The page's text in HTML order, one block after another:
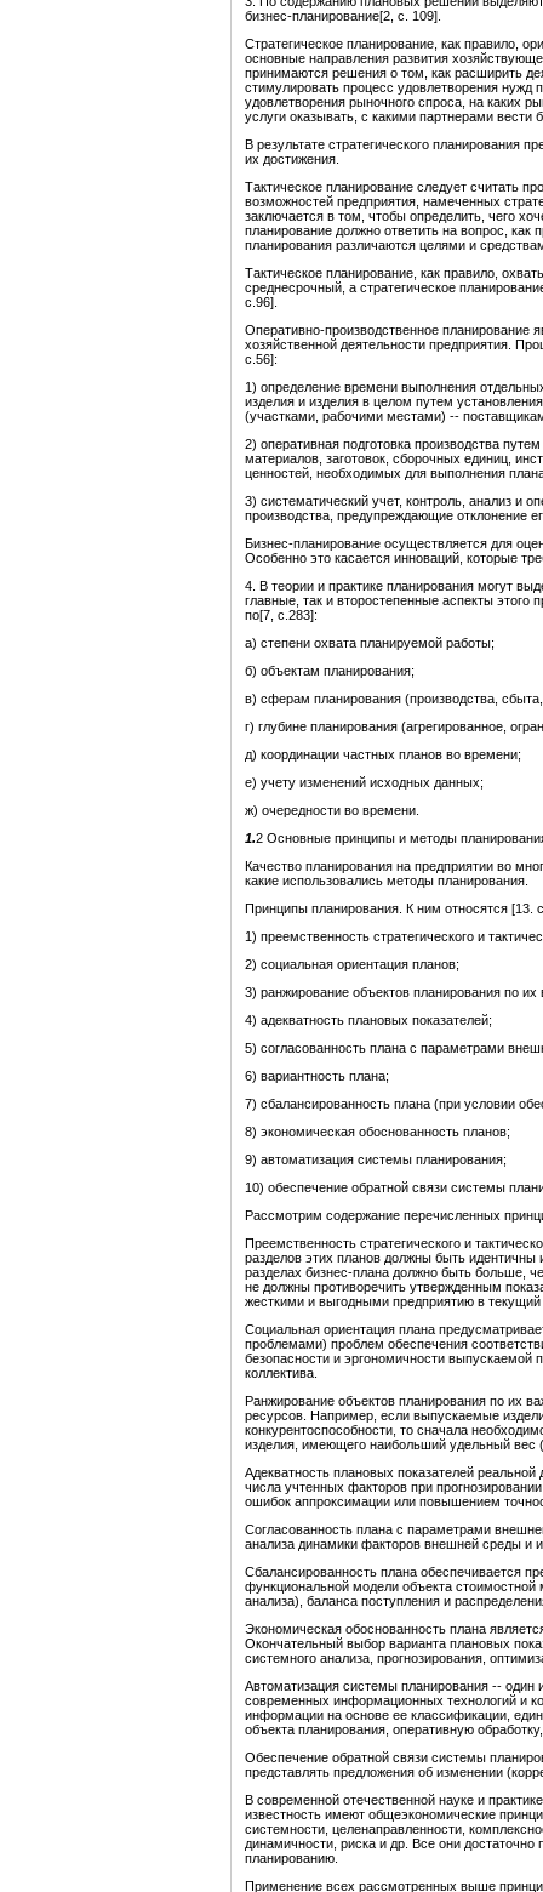
бизнес-планирование[2, с. 109].
Стратегическое планирование, как правило,
основные направления развития
принимаются решения о том, как расширить
стимулировать процесс удовлетворения нужд
удовлетворения рыночного спроса, на каких
услуги оказывать, с какими партнерами вести
В результате стратегического планирования
их достижения.
Тактическое планирование следует считать
возможностей предприятия, намеченных
заключается в том, чтобы определить, чего
планирование должно ответить на вопрос, как
планирования различаются целями и
Тактическое планирование, как правило,
среднесрочный, а стратегическое
с.96].
Оперативно-производственное
хозяйственной деятельности предприятия.
с.56]:
1) определение времени выполнения
изделия и изделия в целом путем
(участками, рабочими местами) --
2) оперативная подготовка производства
материалов, заготовок, сборочных единиц,
ценностей, необходимых для выполнения
3) систематический учет, контроль, анализ и
производства, предупреждающие отклонение
Бизнес-планирование осуществляется для
Особенно это касается инноваций, которые
4. В теории и практике планирования могут
главные, так и второстепенные аспекты
по[7, с.283]:
а) степени охвата планируемой работы;
б) объектам планирования;
в) сферам планирования (производства,
г) глубине планирования (агрегированное,
д) координации частных планов во времени;
е) учету изменений исходных данных;
ж) очередности во времени.
1.2 Основные принципы и методы
Качество планирования на предприятии во
какие использовались методы планирования.
Принципы планирования. К ним относятся [13.
1) преемственность стратегического и
2) социальная ориентация планов;
3) ранжирование объектов планирования по их
4) адекватность плановых показателей;
5) согласованность плана с параметрами
6) вариантность плана;
7) сбалансированность плана (при условии
8) экономическая обоснованность планов;
9) автоматизация системы планирования;
10) обеспечение обратной связи системы
Рассмотрим содержание перечисленных
Преемственность стратегического и
разделов этих планов должны быть идентичны
разделах бизнес-плана должно быть больше,
не должны противоречить утвержденным
жесткими и выгодными предприятию в
Социальная ориентация плана
проблемами) проблем обеспечения
безопасности и эргономичности выпускаемой
коллектива.
Ранжирование объектов планирования по их
ресурсов. Например, если выпускаемые
конкурентоспособности, то сначала
изделия, имеющего наибольший удельный вес
Адекватность плановых показателей
числа учтенных факторов при
ошибок аппроксимации или повышением
Согласованность плана с параметрами
анализа динамики факторов внешней среды и
Сбалансированность плана обеспечивается
функциональной модели объекта
анализа), баланса поступления и
Экономическая обоснованность плана
Окончательный выбор варианта плановых
системного анализа, прогнозирования,
Автоматизация системы планирования --
современных информационных технологий и
информации на основе ее классификации,
объекта планирования, оперативную
Обеспечение обратной связи системы
представлять предложения об изменении
В современной отечественной науке и
известность имеют общеэкономические
системности, целенаправленности,
динамичности, риска и др. Все они
планированию.
Применение всех рассмотренных выше